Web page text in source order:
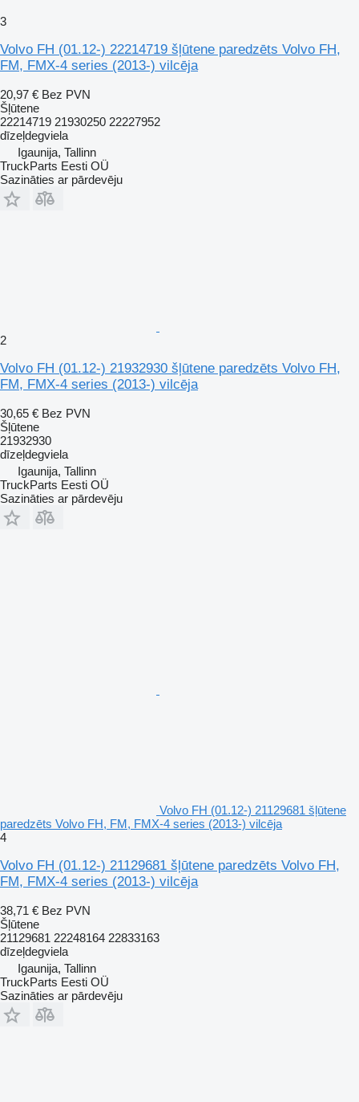
3
Volvo FH (01.12-) 22214719 šļūtene paredzēts Volvo FH,
FM, FMX-4 series (2013-) vilcēja
20,97 € Bez PVN
Šļūtene
22214719 21930250 22227952
dīzeļdegviela
Igaunija, Tallinn
TruckParts Eesti OÜ
Sazināties ar pārdevēju
2
Volvo FH (01.12-) 21932930 šļūtene paredzēts Volvo FH,
FM, FMX-4 series (2013-) vilcēja
30,65 € Bez PVN
Šļūtene
21932930
dīzeļdegviela
Igaunija, Tallinn
TruckParts Eesti OÜ
Sazināties ar pārdevēju
Volvo FH (01.12-) 21129681 šļūtene
paredzēts Volvo FH, FM, FMX-4 series (2013-) vilcēja
4
Volvo FH (01.12-) 21129681 šļūtene paredzēts Volvo FH,
FM, FMX-4 series (2013-) vilcēja
38,71 € Bez PVN
Šļūtene
21129681 22248164 22833163
dīzeļdegviela
Igaunija, Tallinn
TruckParts Eesti OÜ
Sazināties ar pārdevēju